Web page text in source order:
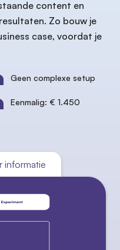
content en
Zo bouw je
case, voordat je
Geen complexe setup
Eenmalig: € 1.450
informatie